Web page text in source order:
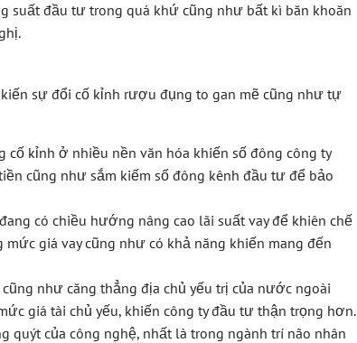
suất đầu tư trong quá khứ cũng như bất kì băn khoăn
sự đổi cố kỉnh rượu đụng to gan mẽ cũng như tự
cố kỉnh ở nhiều nền văn hóa khiến số đông công ty
cũng như sắm kiếm số đông kênh đầu tư để bảo
có chiều hướng nâng cao lãi suất vay để khiên chế
giá vay cũng như có khả năng khiến mang đến
như căng thẳng địa chủ yếu trị của nước ngoài
giá tài chủ yếu, khiến công ty đầu tư thận trọng hơn.
quýt của công nghệ, nhất là trong ngành trí não nhân